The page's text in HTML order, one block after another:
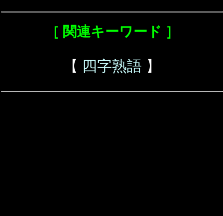
［ 関連キーワード ］
【 四字熟語 】